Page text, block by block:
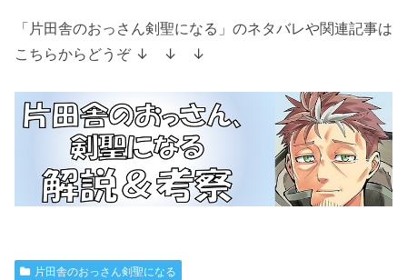
「片田舎のおっさん剣聖になる」のネタバレや関連記事は
こちらからどうぞ ↓ ↓ ↓
片田舎のおっさん剣聖になる